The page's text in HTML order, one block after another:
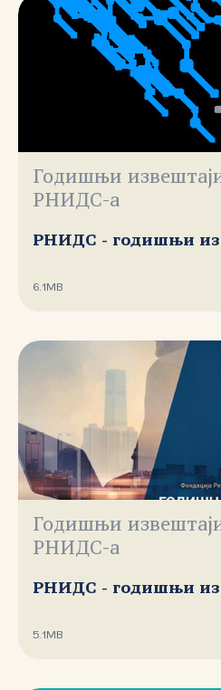
Годишњи
РНИДС-а
РНИДС - годишњи
6.1MB
Годишњи
РНИДС-а
РНИДС - годишњи
5.1MB